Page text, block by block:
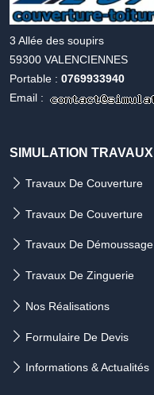
3 Allée des soupirs
59300 VALENCIENNES
Portable : 0769933940
Email :
SIMULATION TRAVAUX
Travaux De Couverture
Travaux De Couverture
Travaux De Démoussage
Travaux De Zinguerie
Nos Réalisations
Formulaire De Devis
Informations & Actualités